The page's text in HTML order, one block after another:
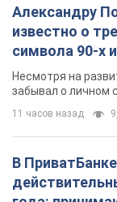
банки такие
Что делать, если
принимают
9.08.2026 02:20